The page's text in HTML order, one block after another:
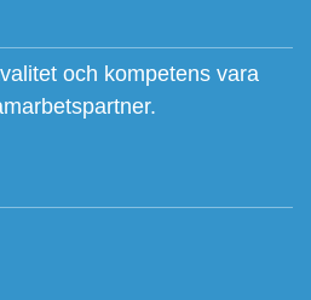
och kompetens vara